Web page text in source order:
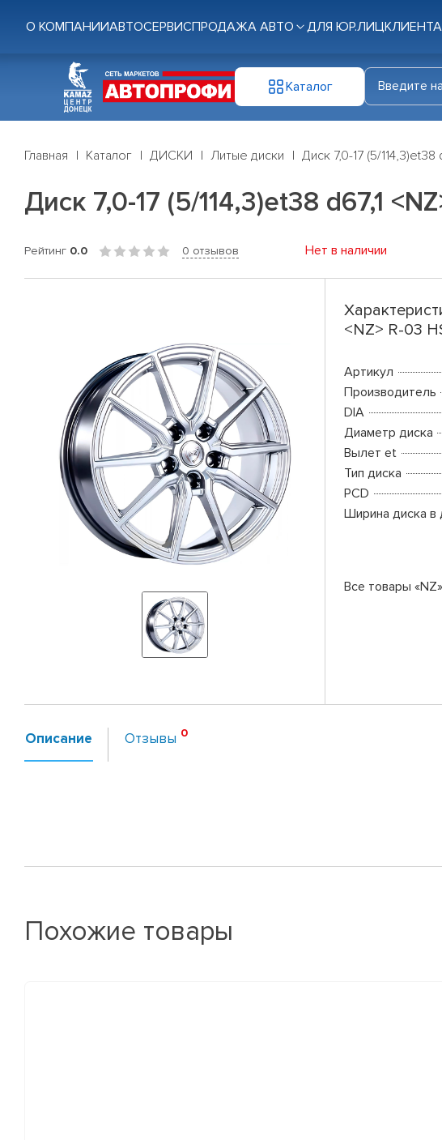
О КОМПАНИИАВТОСЕРВИСПРОДАЖА АВТО ДЛЯ ЮР.ЛИЦ
Каталог
Главная Каталог ДИСКИ Литые диски Диск 7,0-17 (5/
Диск 7,0-17 (5/114,3)et38 d67,1
Рейтинг 0.0 0 отзывов Нет в наличии
<NZ> R-03
Артикул
Производитель
DIA
Диаметр диска
Вылет et
Тип диска
PCD
Ширина диска в
Все товары «NZ»
Описание Отзывы
Похожие товары